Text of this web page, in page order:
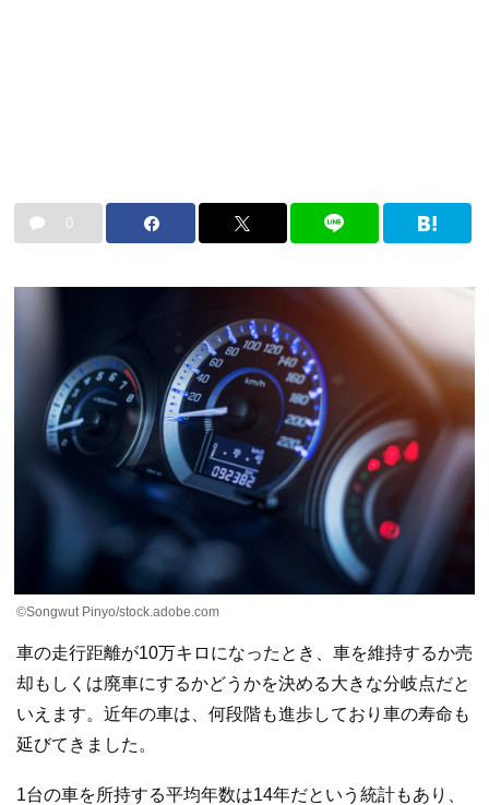
0
©Songwut Pinyo/stock.adobe.com
車の走行距離が10万キロになったとき、車を維持するか売
却もしくは廃車にするかどうかを決める大きな分岐点だと
いえます。近年の車は、何段階も進歩しており車の寿命も
延びてきました。
1台の車を所持する平均年数は14年だという統計もあり、